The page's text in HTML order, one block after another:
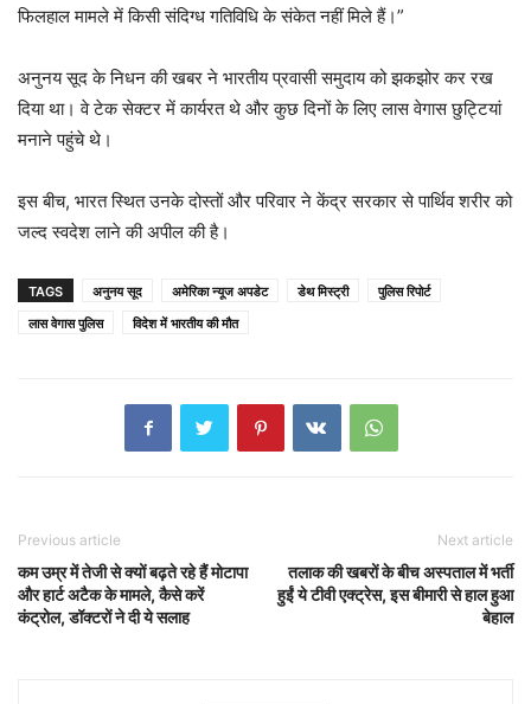
फिलहाल मामले में किसी संदिग्ध गतिविधि के संकेत नहीं मिले हैं।”
अनुनय सूद के निधन की खबर ने भारतीय प्रवासी समुदाय को झकझोर कर रख
दिया था। वे टेक सेक्टर में कार्यरत थे और कुछ दिनों के लिए लास वेगास छुट्टियां
मनाने पहुंचे थे।
इस बीच, भारत स्थित उनके दोस्तों और परिवार ने केंद्र सरकार से पार्थिव शरीर को
जल्द स्वदेश लाने की अपील की है।
TAGS अनुनय सूद अमेरिका न्यूज अपडेट डेथ मिस्ट्री
पुलिस रिपोर्ट
लास वेगास पुलिस
विदेश में भारतीय की मौत
Previous article
कम उम्र में तेजी से क्यों बढ़ते रहे हैं मोटापा
और हार्ट अटैक के मामले, कैसे करें
कंट्रोल, डॉक्टरों ने दी ये सलाह
Next article
तलाक की खबरों के बीच अस्पताल में भर्ती
हुईं ये टीवी एक्ट्रेस, इस बीमारी से हाल हुआ
बेहाल